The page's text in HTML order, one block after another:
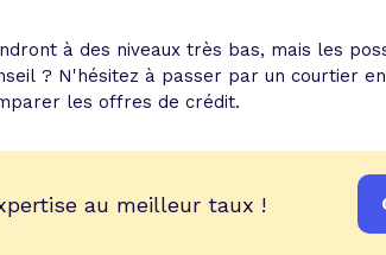
à des niveaux très bas, mais les
? N'hésitez à passer par un courtier
les offres de crédit.
au meilleur taux !